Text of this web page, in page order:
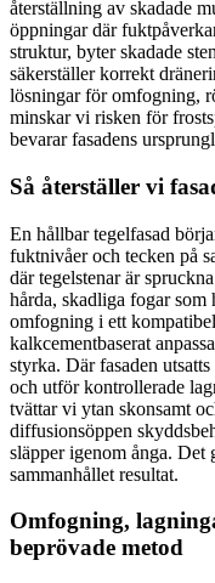
återställning av skadade
öppningar där
struktur, byter skadade
säkerställer korrekt
lösningar för omfogning,
minskar vi risken för
bevarar fasadens
Så återställer vi
En hållbar tegelfasad
fuktnivåer och tecken på
där tegelstenar är
hårda, skadliga fogar som
omfogning i ett
kalkcementbaserat
styrka. Där fasaden
och utför kontrollerade
tvättar vi ytan skonsamt
diffusionsöppen
släpper igenom ånga.
sammanhållet resultat.
Omfogning,
beprövade metod